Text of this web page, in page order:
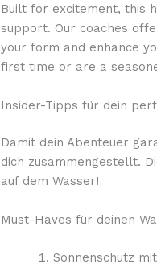
Built for excitement, this
support. Our coaches
your form and enhance
first time or are a
Insider-Tipps für dein
Damit dein Abenteuer
dich zusammengestellt.
auf dem Wasser!
Must-Haves für deinen
Sonnenschutz